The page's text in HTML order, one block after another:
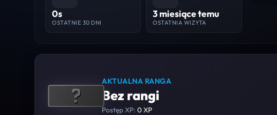
0s
OSTATNIE 30 DNI
3 miesiące temu
OSTATNIA WIZYTA
AKTUALNA RANGA
Bez rangi
Postęp XP:0 XP